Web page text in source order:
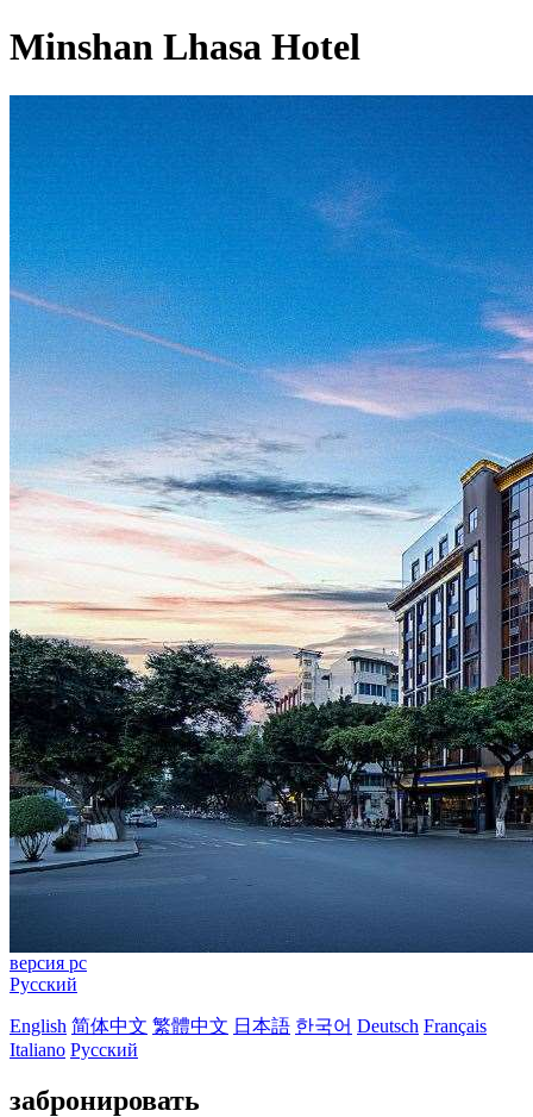
Minshan Lhasa Hotel
версия pc
Русский
English 简体中文 繁體中文 日本語 한국어 Deutsch Français
Italiano Русский
забронировать